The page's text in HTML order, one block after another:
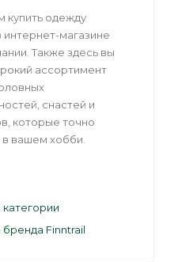
купить одежду
магазине
Также здесь вы
ассортимент
снастей и
которые точно
в вашем хобби.
Finntrail